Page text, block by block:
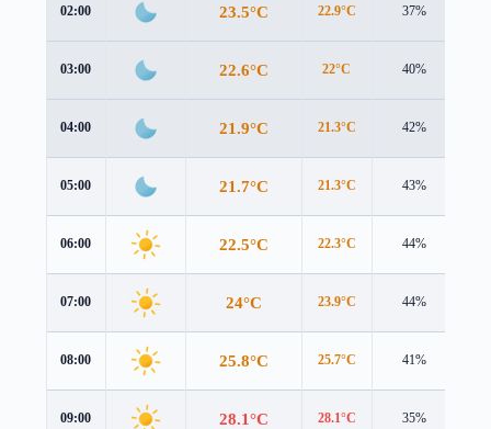
02:00 23.5°C 22.9°C 37%
03:00 22.6°C 22°C 40%
04:00 21.9°C 21.3°C 42%
05:00 21.7°C 21.3°C 43%
06:00 22.5°C 22.3°C 44%
07:00 24°C 23.9°C 44%
08:00 25.8°C 25.7°C 41%
09:00 28.1°C 28.1°C 35%